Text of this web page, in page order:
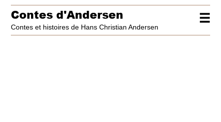
☰
Contes d'Andersen
Contes et histoires de Hans Christian Andersen